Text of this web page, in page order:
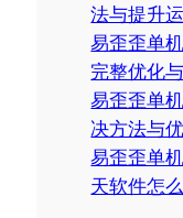
法与提升
易歪歪单
完整优化
易歪歪单
决方法与
易歪歪单
天软件怎